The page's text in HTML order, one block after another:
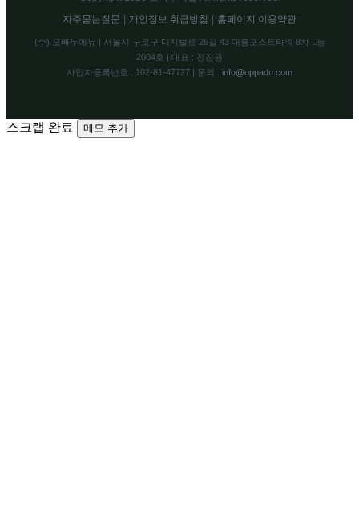
자주묻는질문 | 개인정보 취급방침 | 홈페이지 이용약관
(주) 오빠두에듀 | 서울시 구로구 디지털로 26길 43 대륭포스트타워 8차 L동
2004호 | 대표 : 전진권
사업자등록번호 : 102-81-47727 | 문의 : info@oppadu.com
스크랩 완료 메모 추가